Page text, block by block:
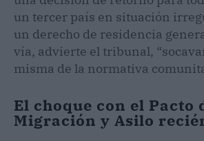
un tercer país en situación
un derecho de residencia
vía, advierte el tribunal,
misma de la normativa
El choque con el Pacto
Migración y Asilo